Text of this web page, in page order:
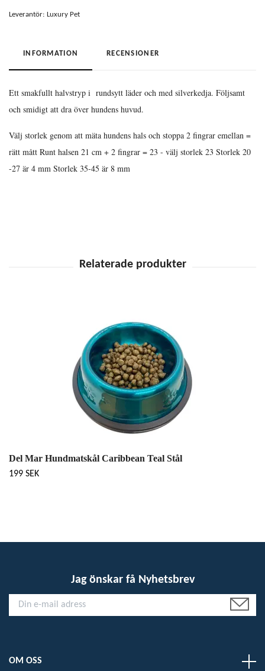
Leverantör: Luxury Pet
INFORMATION RECENSIONER
Ett smakfullt halvstryp i rundsytt läder och med silverkedja. Följsamt
och smidigt att dra över hundens huvud.
Välj storlek genom att mäta hundens hals och stoppa 2 fingrar emellan =
rätt mått Runt halsen 21 cm + 2 fingrar = 23 - välj storlek 23 Storlek 20
-27 är 4 mm Storlek 35-45 är 8 mm
Del Mar Hundmatskål Caribbean Teal Stål
199 SEK
Jag önskar få Nyhetsbrev
OM OSS